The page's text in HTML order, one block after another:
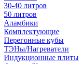
30-40 литров
50 литров
Аламбики
Комплектующие
Перегонные кубы
ТЭНы/Нагреватели
Индукционные плиты